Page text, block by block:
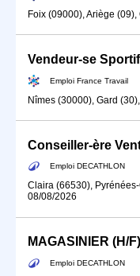
Foix (09000), Ariège (09),
Vendeur-se
Emploi France Travail
Nîmes (30000), Gard
Emploi DECATHLON
Claira (66530),
08/08/2026
Emploi DECATHLON